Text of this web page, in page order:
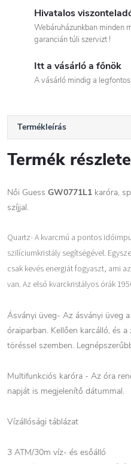
Hivatalos
Webáruházunkban minden
garancián túli szervizt !
Itt a vásárló a főnök
A vásárló mindig a
Termékleírás
Termék
Női Guess GW0771L1 karóra,
szíjjal.
Quartz- A kvarcmű a pontos
szilíciumkristály segítségével.
csak kevés energiát fogyaszt, ami
van. Az első kvarckristályos órák
Ásványi üveg- Az ásványi üveg
óraiparban. Kellően karcálló, és
töréssel szemben.
Multifunkciós karóra - Az óra
napját is megjelenítő dátummal.
Vízállósági táblázat
3 ATM/30m víz- és esőálló